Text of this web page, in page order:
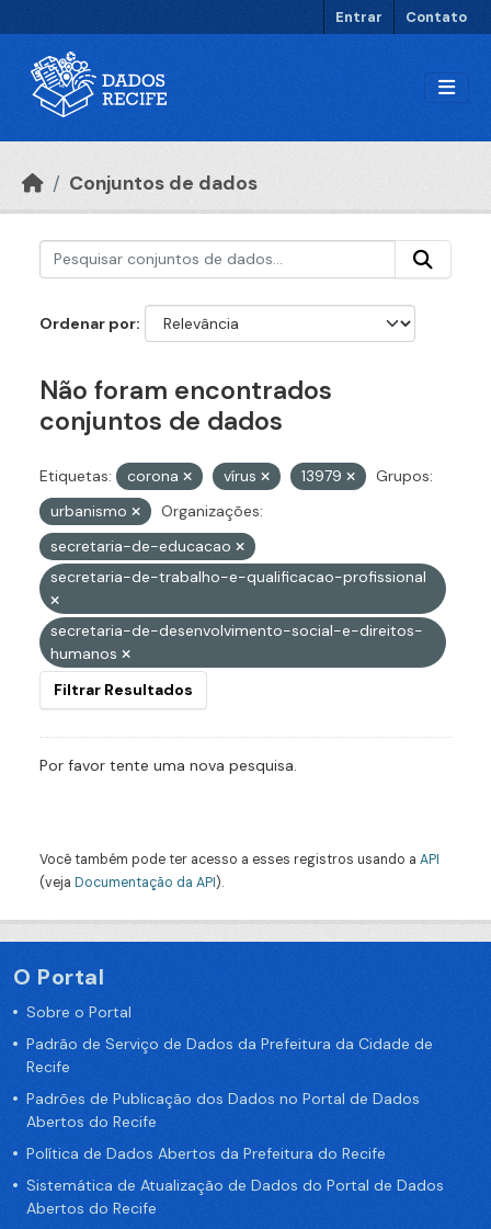
Entrar Contato
Conjuntos de dados
Ordenar por
Não foram encontrados
conjuntos de dados
Etiquetas: corona vírus 13979
Grupos:
urbanismo
Organizações:
secretaria-de-educacao
secretaria-de-trabalho-e-qualificacao-profissional
secretaria-de-desenvolvimento-social-e-direitos-
humanos
Filtrar Resultados
Por favor tente uma nova pesquisa.
Você também pode ter acesso a esses registros usando a API
(veja Documentação da API).
O Portal
Sobre o Portal
Padrão de Serviço de Dados da Prefeitura da Cidade de
Recife
Padrões de Publicação dos Dados no Portal de Dados
Abertos do Recife
Política de Dados Abertos da Prefeitura do Recife
Sistemática de Atualização de Dados do Portal de Dados
Abertos do Recife